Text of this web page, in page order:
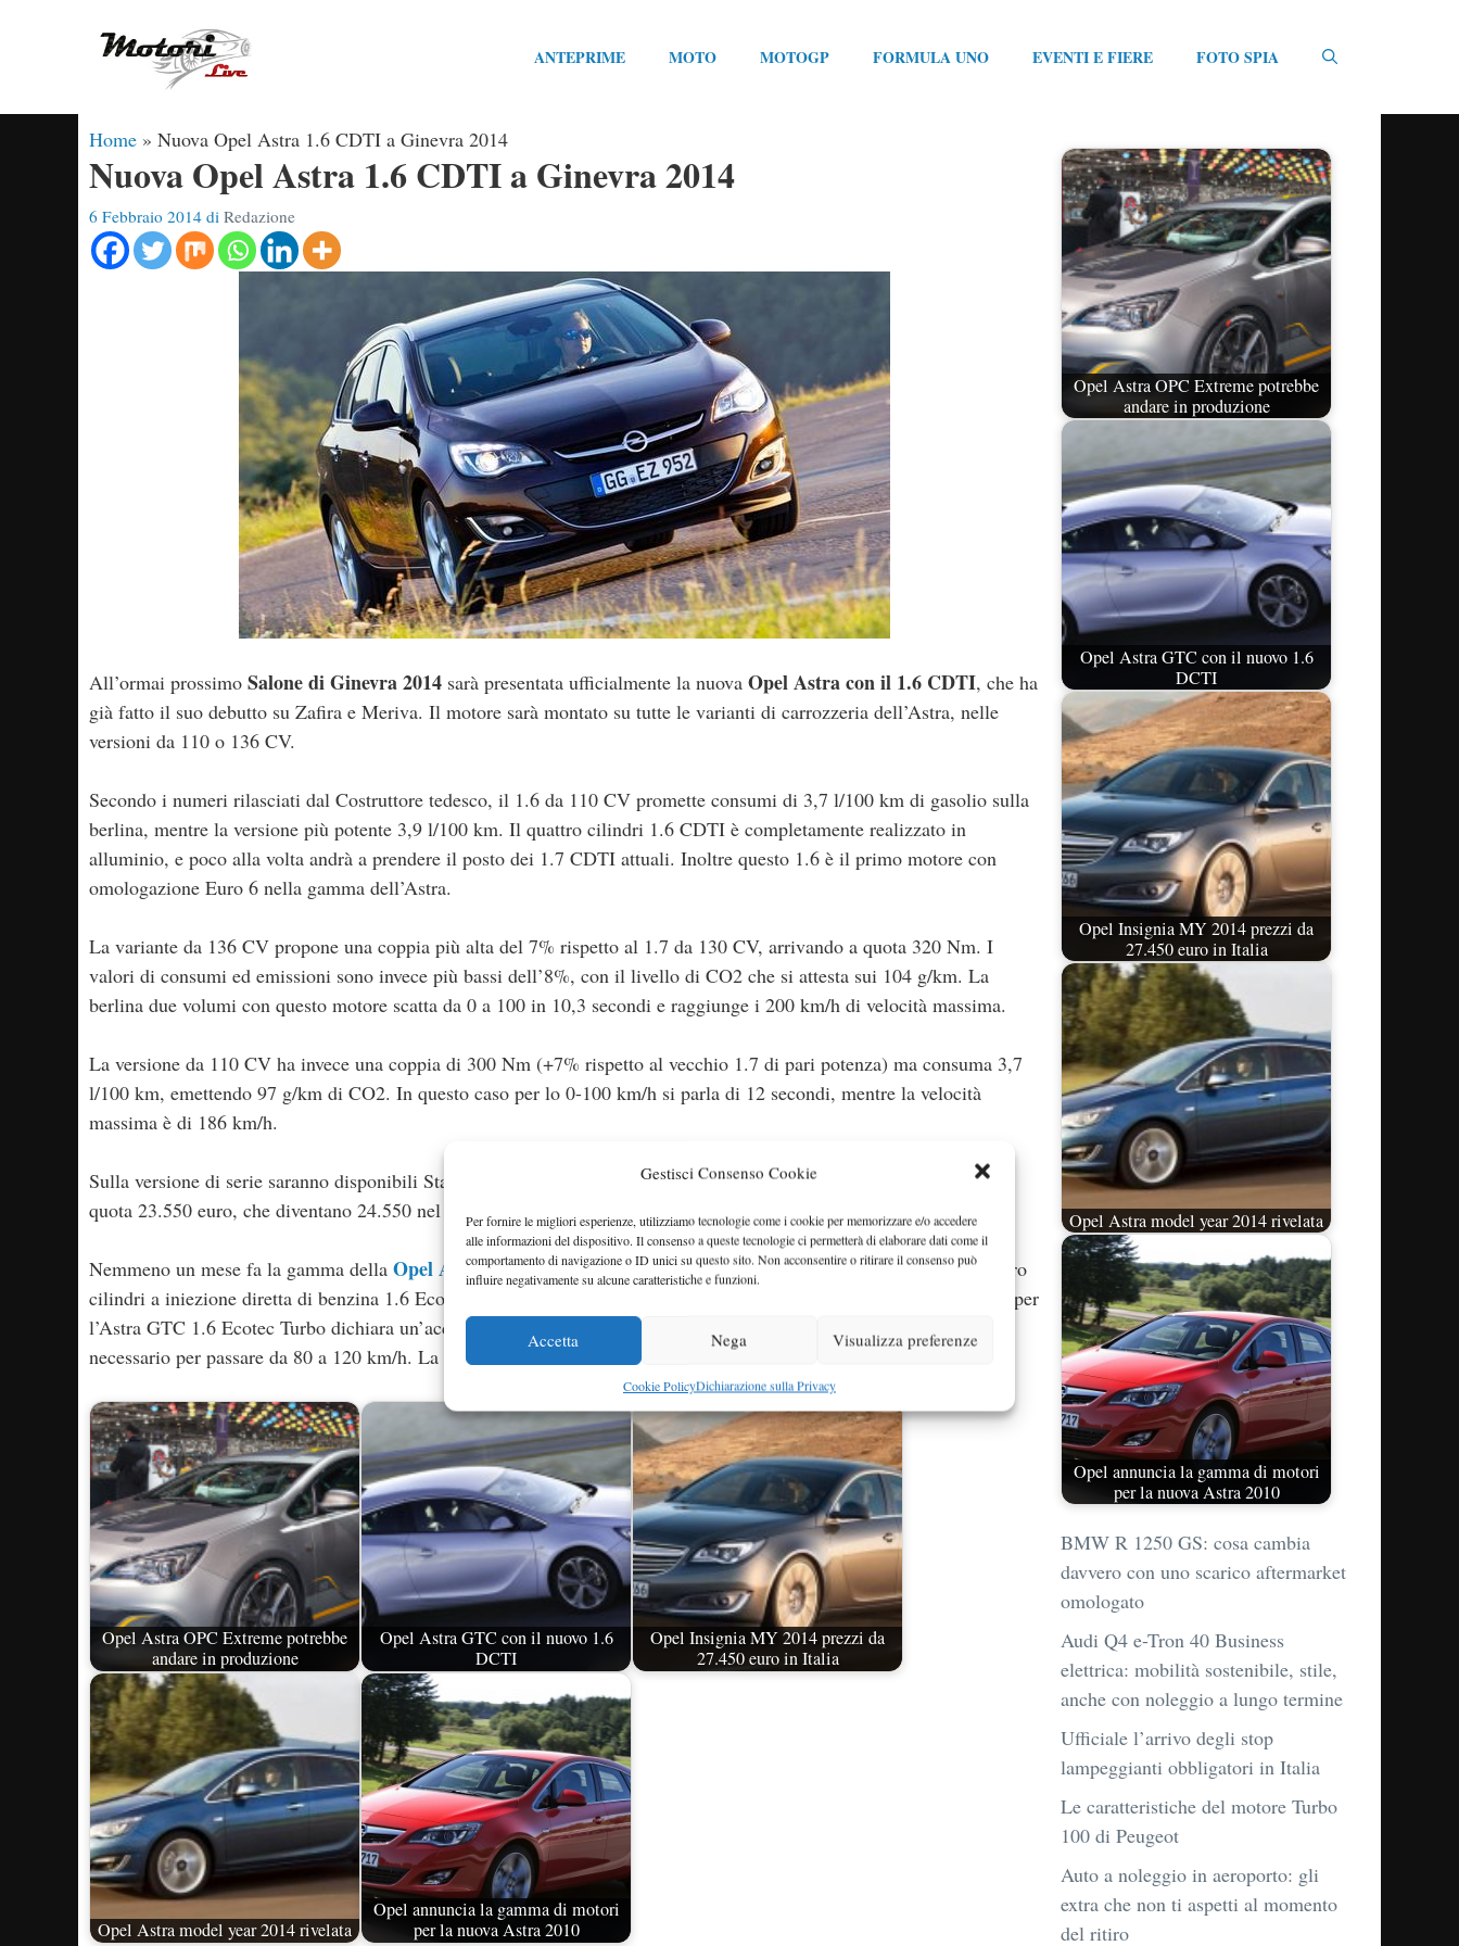
Gestisci Consenso Cookie
Per fornire le migliori esperienze, utilizziamo tecnologie come i cookie per memorizzare e/o accedere
alle informazioni del dispositivo. Il consenso a queste tecnologie ci permetterà di elaborare dati come il
comportamento di navigazione o ID unici su questo sito. Non acconsentire o ritirare il consenso può
influire negativamente su alcune caratteristiche e funzioni.
Accetta Nega Visualizza preferenze
Cookie PolicyDichiarazione sulla Privacy
ANTEPRIME MOTO MOTOGP FORMULA UNO EVENTI E FIERE FOTO SPIA
Home » Nuova Opel Astra 1.6 CDTI a Ginevra 2014
Nuova Opel Astra 1.6 CDTI a Ginevra 2014
6 Febbraio 2014 di Redazione
All’ormai prossimo Salone di Ginevra 2014 sarà presentata ufficialmente la nuova Opel Astra con il 1.6 CDTI, che ha
già fatto il suo debutto su Zafira e Meriva. Il motore sarà montato su tutte le varianti di carrozzeria dell’Astra, nelle
versioni da 110 o 136 CV.
Secondo i numeri rilasciati dal Costruttore tedesco, il 1.6 da 110 CV promette consumi di 3,7 l/100 km di gasolio sulla
berlina, mentre la versione più potente 3,9 l/100 km. Il quattro cilindri 1.6 CDTI è completamente realizzato in
alluminio, e poco alla volta andrà a prendere il posto dei 1.7 CDTI attuali. Inoltre questo 1.6 è il primo motore con
omologazione Euro 6 nella gamma dell’Astra.
La variante da 136 CV propone una coppia più alta del 7% rispetto al 1.7 da 130 CV, arrivando a quota 320 Nm. I
valori di consumi ed emissioni sono invece più bassi dell’8%, con il livello di CO2 che si attesta sui 104 g/km. La
berlina due volumi con questo motore scatta da 0 a 100 in 10,3 secondi e raggiunge i 200 km/h di velocità massima.
La versione da 110 CV ha invece una coppia di 300 Nm (+7% rispetto al vecchio 1.7 di pari potenza) ma consuma 3,7
l/100 km, emettendo 97 g/km di CO2. In questo caso per lo 0-100 km/h si parla di 12 secondi, mentre la velocità
massima è di 186 km/h.
Sulla versione di serie saranno disponibili Start&stop e cambio manuale a sei marce; in Italia i prezzi partiranno da
quota 23.550 euro, che diventano 24.550 nel caso della Sports Tourer.
Nemmeno un mese fa la gamma della Opel Astra GTCsi è arricchita con il debutto della versione con motore quattro
cilindri a iniezione diretta di benzina 1.6 Ecotec Turbo da 200 CV e 300 Nm di coppia massima con overboost. Opel per
l’Astra GTC 1.6 Ecotec Turbo dichiara un’accelerazione da 0 a 100 km/h in 7,9 secondi, che è anche il tempo
necessario per passare da 80 a 120 km/h. La velocità massima è pari a 230 km/h.
Opel Astra OPC Extreme potrebbe
andare in produzione
Opel Astra GTC con il nuovo 1.6
DCTI
Opel Insignia MY 2014 prezzi da
27.450 euro in Italia
Opel Astra model year 2014 rivelata
Opel annuncia la gamma di motori
per la nuova Astra 2010
Opel Astra OPC Extreme potrebbe
andare in produzione
Opel Astra GTC con il nuovo 1.6
DCTI
Opel Insignia MY 2014 prezzi da
27.450 euro in Italia
Opel Astra model year 2014 rivelata
Opel annuncia la gamma di motori
per la nuova Astra 2010
BMW R 1250 GS: cosa cambia
davvero con uno scarico aftermarket
omologato
Audi Q4 e-Tron 40 Business
elettrica: mobilità sostenibile, stile,
anche con noleggio a lungo termine
Ufficiale l’arrivo degli stop
lampeggianti obbligatori in Italia
Le caratteristiche del motore Turbo
100 di Peugeot
Auto a noleggio in aeroporto: gli
extra che non ti aspetti al momento
del ritiro